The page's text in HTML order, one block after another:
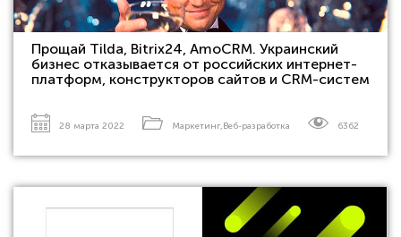
Прощай Tilda, Bitrix24, AmoCRM. Украинский
бизнес отказывается от российских интернет-
платформ, конструкторов сайтов и CRM-систем
28 марта 2022 Маркетинг,Веб-разработка 6362